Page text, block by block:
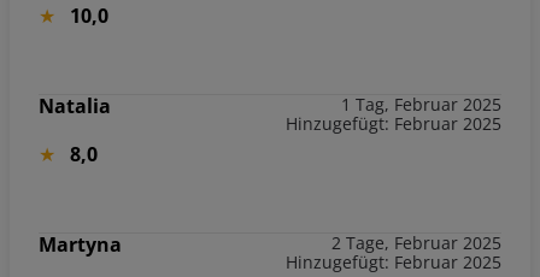
10,0
Natalia
1 Tag, Februar 2025
Hinzugefügt: Februar 2025
8,0
Martyna
2 Tage, Februar 2025
Hinzugefügt: Februar 2025